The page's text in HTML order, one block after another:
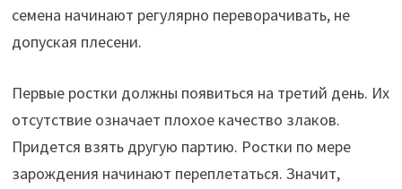
семена начинают регулярно переворачивать, не
допуская плесени.
Первые ростки должны появиться на третий день. Их
отсутствие означает плохое качество злаков.
Придется взять другую партию. Ростки по мере
зарождения начинают переплетаться. Значит,